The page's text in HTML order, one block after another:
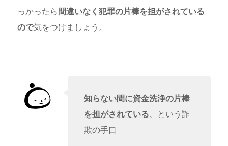
っかったら 間違いなく犯罪の片棒を担がされている
ので気をつけましょう。
知らない間に資金洗浄の片棒
を担がされている 、という詐
欺の手口